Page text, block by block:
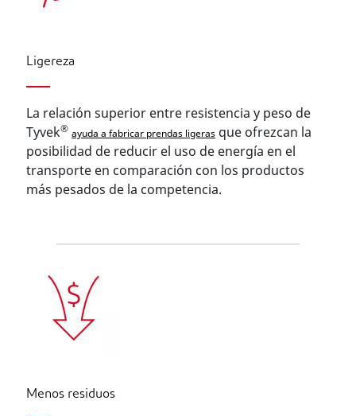
Ligereza
La relación superior entre resistencia y peso de
Tyvek® ayuda a fabricar prendas ligeras que ofrezcan la
posibilidad de reducir el uso de energía en el
transporte en comparación con los productos
más pesados de la competencia.
Menos residuos